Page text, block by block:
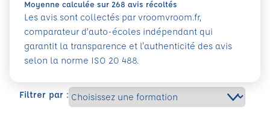
Filtrer par :
Moyenne calculée sur 268 avis récoltés
Les avis sont collectés par vroomvroom.fr,
comparateur d’auto-écoles indépendant qui
garantit la transparence et l'authenticité des avis
selon la norme ISO 20 488.